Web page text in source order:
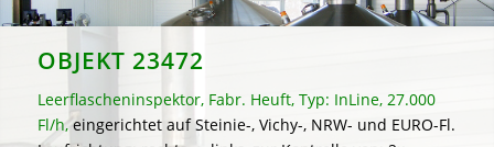
OBJEKT 23472
Leerflascheninspektor, Fabr. Heuft, Typ: InLine, 27.000
Fl/h,eingerichtet auf Steinie-, Vichy-, NRW- und EURO-Fl.